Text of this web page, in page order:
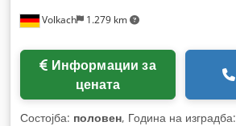
Volkach 1.279 km
цената
Состојба: половен, Година на изградба: